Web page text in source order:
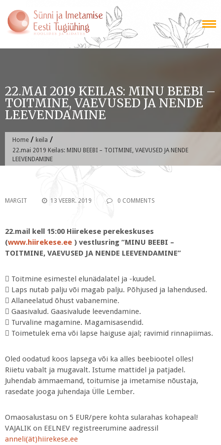
content
22.MAI 2019 KEILAS: MINU BEEBI –
TOITMINE, VAEVUSED JA NENDE
LEEVENDAMINE
Home / keila /
22.mai 2019 Keilas: MINU BEEBI – TOITMINE, VAEVUSED JA NENDE
LEEVENDAMINE
MARGIT 13 VEEBR. 2019 0 COMMENTS
22.mail kell 15:00 Hiirekese perekeskuses
(www.hiirekese.ee ) vestlusring “MINU BEEBI –
TOITMINE, VAEVUSED JA NENDE LEEVENDAMINE”
 Toitmine esimestel elunädalatel ja -kuudel.
 Laps nutab palju või magab palju. Põhjused ja lahendused.
 Allaneelatud õhust vabanemine.
 Gaasivalud. Gaasivalude leevendamine.
 Turvaline magamine. Magamisasendid.
 Toimetulek ema või lapse haiguse ajal; ravimid rinnapiimas.
Oled oodatud koos lapsega või ka alles beebiootel olles!
Riietu vabalt ja mugavalt. Istume mattidel ja patjadel.
Juhendab ämmaemand, toitumise ja imetamise nõustaja,
rasedate jooga juhendaja Ülle Lember.
Omaosalustasu on 5 EUR/pere kohta sularahas kohapeal!
VAJALIK on EELNEV registreerumine aadressil
anneli(ät)hiirekese.ee